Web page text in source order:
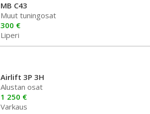
MB C43
Muut tuningosat
300 €
Liperi
Airlift 3P 3H
Alustan osat
1 250 €
Varkaus